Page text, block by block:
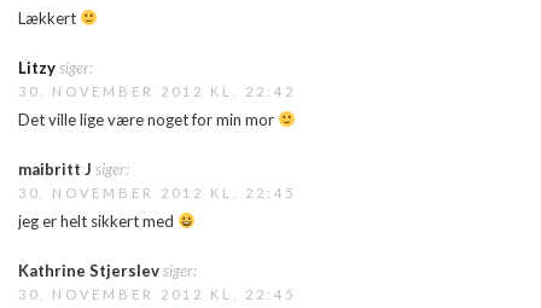
Lækkert
Litzysiger:
30. NOVEMBER 2012 KL. 22:42
Det ville lige være noget for min mor
maibritt J siger:
30. NOVEMBER 2012 KL. 22:45
jeg er helt sikkert med
Kathrine Stjerslevsiger:
30. NOVEMBER 2012 KL. 22:45